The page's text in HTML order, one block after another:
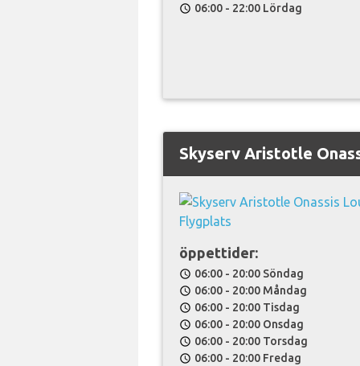
schedule 06:00 - 22:00 Lördag
Skyserv Aristotle
öppettider:
schedule 06:00 - 20:00 Söndag
schedule 06:00 - 20:00 Måndag
schedule 06:00 - 20:00 Tisdag
schedule 06:00 - 20:00 Onsdag
schedule 06:00 - 20:00 Torsdag
schedule 06:00 - 20:00 Fredag